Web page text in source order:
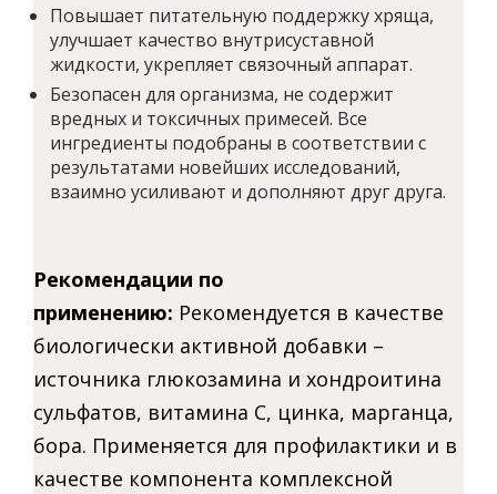
Повышает питательную поддержку хряща,
улучшает качество внутрисуставной
жидкости, укрепляет связочный аппарат.
Безопасен для организма, не содержит
вредных и токсичных примесей. Все
ингредиенты подобраны в соответствии с
результатами новейших исследований,
взаимно усиливают и дополняют друг друга.
Рекомендации по
применению: Рекомендуется в качестве
биологически активной добавки –
источника глюкозамина и хондроитина
сульфатов, витамина С, цинка, марганца,
бора. Применяется для профилактики и в
качестве компонента комплексной